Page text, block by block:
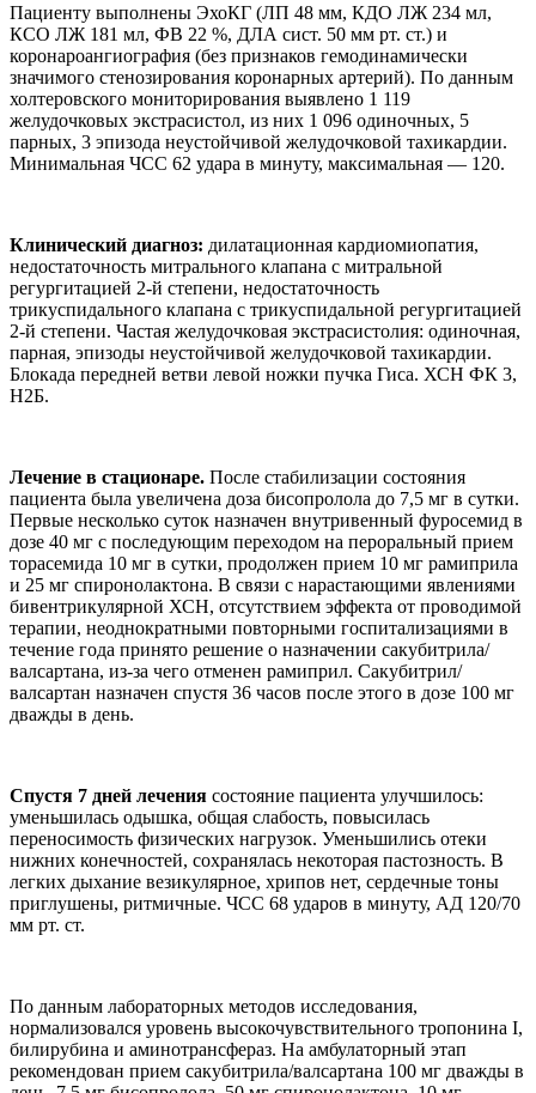
Пациенту выполнены ЭхоКГ (ЛП 48 мм, КДО ЛЖ 234 мл,
КСО ЛЖ 181 мл, ФВ 22 %, ДЛА сист. 50 мм рт. ст.) и
коронароангиография (без признаков гемодинамически
значимого стенозирования коронарных артерий). По данным
холтеровского мониторирования выявлено 1 119
желудочковых экстрасистол, из них 1 096 одиночных, 5
парных, 3 эпизода неустойчивой желудочковой тахикардии.
Минимальная ЧСС 62 удара в минуту, максимальная — 120.
Клинический диагноз: дилатационная кардиомиопатия,
недостаточность митрального клапана с митральной
регургитацией 2-й степени, недостаточность
трикуспидального клапана с трикуспидальной регургитацией
2-й степени. Частая желудочковая экстрасистолия: одиночная,
парная, эпизоды неустойчивой желудочковой тахикардии.
Блокада передней ветви левой ножки пучка Гиса. ХСН ФК 3,
Н2Б.
Лечение в стационаре. После стабилизации состояния
пациента была увеличена доза бисопролола до 7,5 мг в сутки.
Первые несколько суток назначен внутривенный фуросемид в
дозе 40 мг с последующим переходом на пероральный прием
торасемида 10 мг в сутки, продолжен прием 10 мг рамиприла
и 25 мг спиронолактона. В связи с нарастающими явлениями
бивентрикулярной ХСН, отсутствием эффекта от проводимой
терапии, неоднократными повторными госпитализациями в
течение года принято решение о назначении сакубитрила/
валсартана, из-за чего отменен рамиприл. Сакубитрил/
валсартан назначен спустя 36 часов после этого в дозе 100 мг
дважды в день.
Спустя 7 дней лечения состояние пациента улучшилось:
уменьшилась одышка, общая слабость, повысилась
переносимость физических нагрузок. Уменьшились отеки
нижних конечностей, сохранялась некоторая пастозность. В
легких дыхание везикулярное, хрипов нет, сердечные тоны
приглушены, ритмичные. ЧСС 68 ударов в минуту, АД 120/70
мм рт. ст.
По данным лабораторных методов исследования,
нормализовался уровень высокочувствительного тропонина I,
билирубина и аминотрансфераз. На амбулаторный этап
рекомендован прием сакубитрила/валсартана 100 мг дважды в